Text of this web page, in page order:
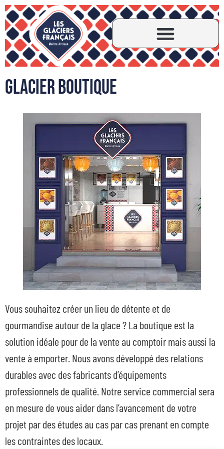
Glacier Boutique
Vous souhaitez créer un lieu de détente et de
gourmandise autour de la glace ? La boutique est la
solution idéale pour de la vente au comptoir mais aussi la
vente à emporter. Nous avons développé des relations
durables avec des fabricants d’équipements
professionnels de qualité. Notre service commercial sera
en mesure de vous aider dans l’avancement de votre
projet par des études au cas par cas prenant en compte
les contraintes des locaux.